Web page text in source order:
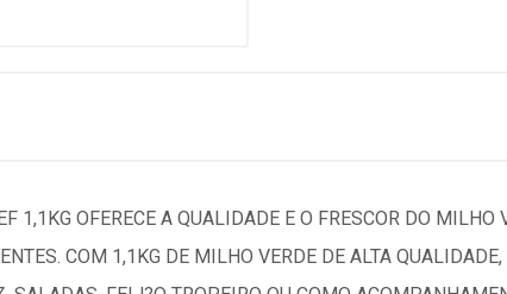
1,1KG OFERECE A QUALIDADE E O FRESCOR DO
COM 1,1KG DE MILHO VERDE DE ALTA